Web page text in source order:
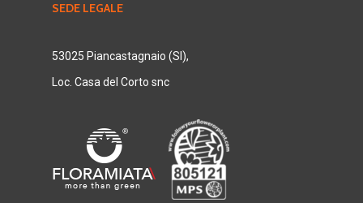
SEDE LEGALE
53025 Piancastagnaio (SI),
Loc. Casa del Corto snc